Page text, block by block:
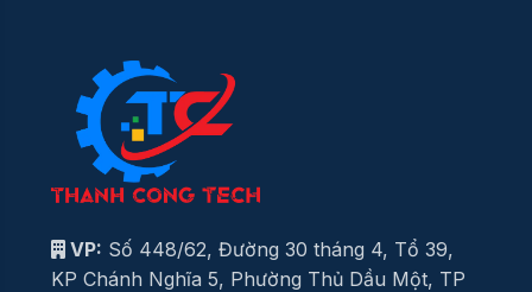
VP: Số 448/62, Đường 30 tháng 4, Tổ 39,
KP Chánh Nghĩa 5, Phường Thủ Dầu Một, TP